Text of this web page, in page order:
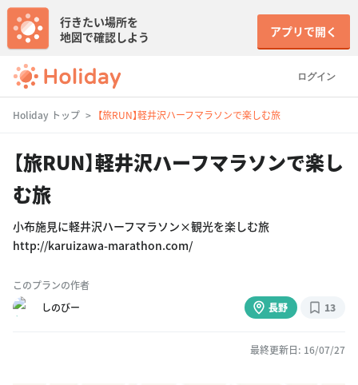
ログイン
行きたい場所を
地図で確認しよう
アプリで開く
Holiday トップ 【旅RUN】軽井沢ハーフマラソンで楽しむ旅
【旅RUN】軽井沢ハーフマラソンで楽し
む旅
小布施見に軽井沢ハーフマラソン×観光を楽しむ旅
http://karuizawa-marathon.com/
このプランの作者
しのびー
長野 13
最終更新日: 16/07/27